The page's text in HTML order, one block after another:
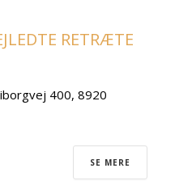
RETRÆTE
400, 8920
SE MERE